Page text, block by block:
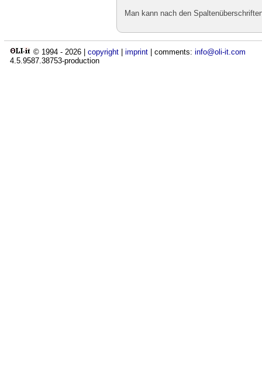
Man kann nach den
© 1994 - 2026 copyright imprint | comments: info@oli-it.com
4.5.9587.38753-production